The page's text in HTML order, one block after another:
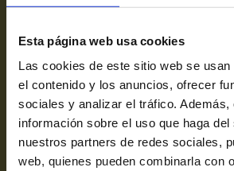
Esta página web usa cookies
Las cookies de este sitio web se
el contenido y los anuncios, ofrecer
sociales y analizar el tráfico. Además,
información sobre el uso que haga del
nuestros partners de redes sociales,
web, quienes pueden combinarla con
Victoria grup
Hola grups
El Mago Pop